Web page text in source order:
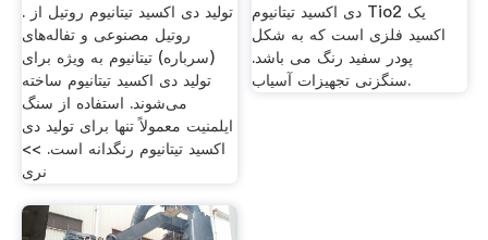
تولید دی اکسید تیتانیوم روتیل از .
روتیل مصنوعی و تفاله‌های
(سرباره) تیتانیوم به ویژه برای
تولید دی اکسید تیتانیوم ساخته
می‌شوند. استفاده از سنگ
ایلمنیت معمولاً تنها برای تولید دی
اکسید تیتانیوم رنگدانه است. >>
نرى
دی اکسید تیتانیوم Tio2 یک
اکسید فلزی است که به شکل
پودر سفید رنگ می باشد.
سنگزنی تجهیزات آسیاب.